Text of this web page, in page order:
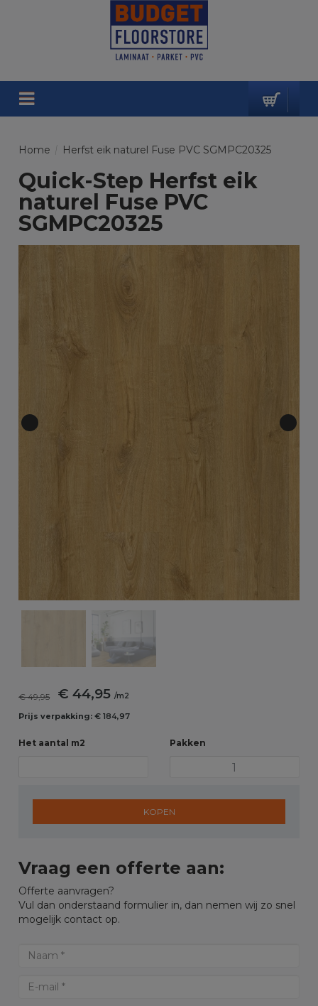
Home Herfst eik naturel Fuse PVC SGMPC20325
Quick-Step Herfst eik
naturel Fuse PVC
SGMPC20325
€ 49,95 € 44,95/m2
Prijs verpakking: € 184,97
Het aantal m2 Pakken
KOPEN
Vraag een offerte aan:
Offerte aanvragen?
Vul dan onderstaand formulier in, dan nemen wij zo snel
mogelijk contact op.